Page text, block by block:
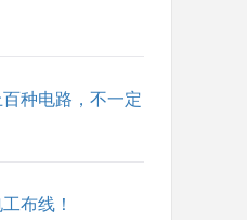
种电路，不一定
布线！